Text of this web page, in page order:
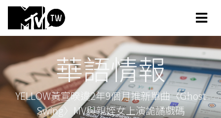
華語情報
YELLOW黃宣暌違2年9個月推新單曲〈Ghost
Swing〉MV與親姪女上演詭譎戲碼